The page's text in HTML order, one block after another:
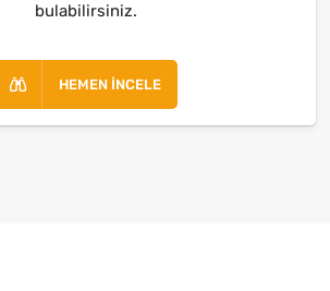
bulabilirsiniz.
HEMEN İNCELE